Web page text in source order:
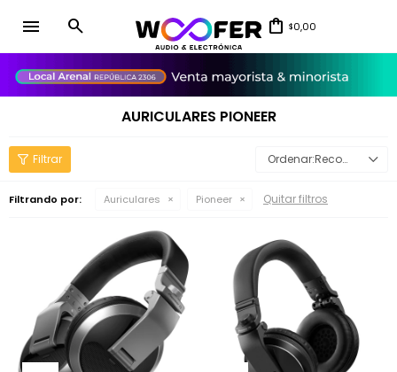
menu $0,00
AURICULARES PIONEER
Recomendados
Filtrando por: Auriculares Pioneer Quitar filtros
close